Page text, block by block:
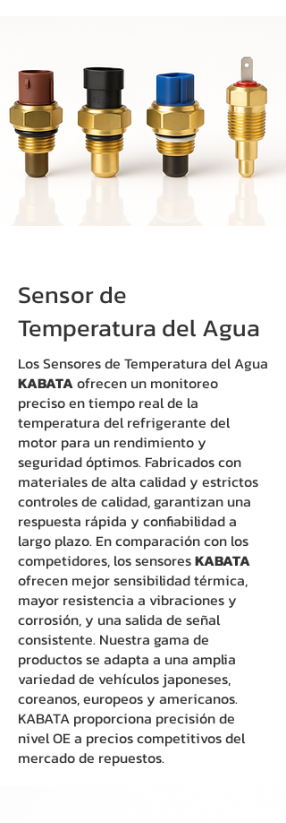
Sensor de
Temperatura del Agua
Los Sensores de Temperatura del Agua
KABATAofrecen un monitoreo
preciso en tiempo real de la
temperatura del refrigerante del
motor para un rendimiento y
seguridad óptimos. Fabricados con
materiales de alta calidad y estrictos
controles de calidad, garantizan una
respuesta rápida y confiabilidad a
largo plazo. En comparación con los
competidores, los sensoresKABATA
ofrecen mejor sensibilidad térmica,
mayor resistencia a vibraciones y
corrosión, y una salida de señal
consistente. Nuestra gama de
productos se adapta a una amplia
variedad de vehículos japoneses,
coreanos, europeos y americanos.
KABATA proporciona precisión de
nivel OE a precios competitivos del
mercado de repuestos.